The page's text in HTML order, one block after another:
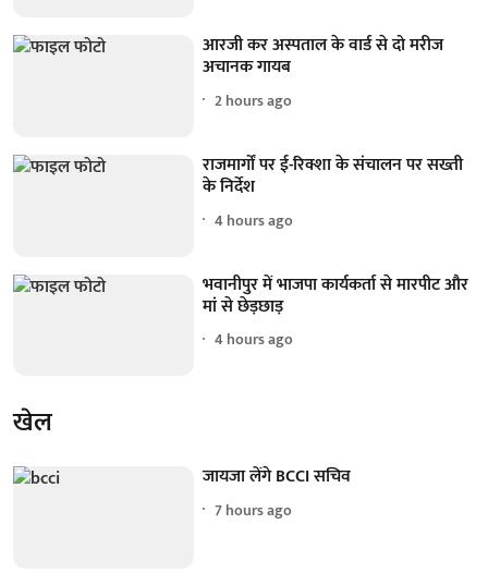
आरजी कर अस्पताल के वार्ड से दो मरीज
अचानक गायब
2 hours ago
राजमार्गों पर ई-रिक्शा के संचालन पर सख्ती
के निर्देश
4 hours ago
भवानीपुर में भाजपा कार्यकर्ता से मारपीट और
मां से छेड़छाड़
4 hours ago
खेल
जायजा लेंगे BCCI सचिव
7 hours ago